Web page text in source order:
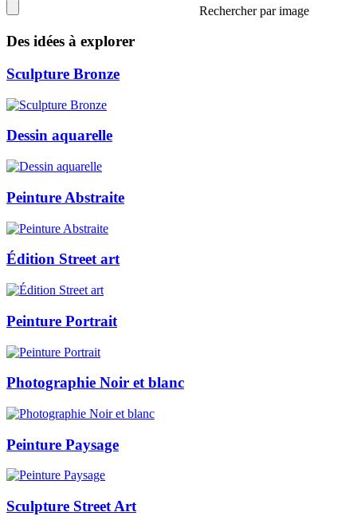
Rechercher par image
Des idées à explorer
Sculpture Bronze
Dessin aquarelle
Peinture Abstraite
Édition Street art
Peinture Portrait
Photographie Noir et blanc
Peinture Paysage
Sculpture Street Art